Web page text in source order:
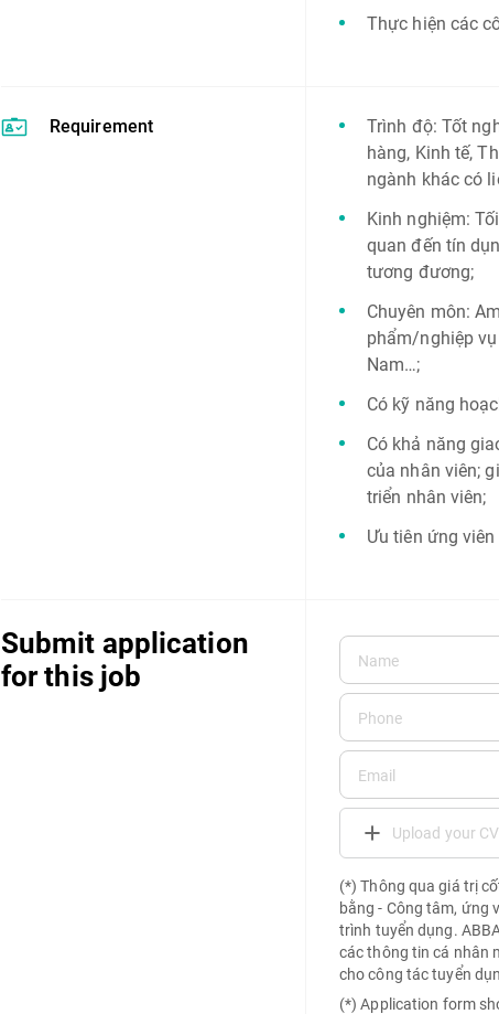
Thực hiện các
Requirement
Trình độ: Tốt
hàng, Kinh tế,
ngành khác có
Kinh nghiệm:
quan đến tín
tương đương;
Chuyên môn:
phẩm/nghiệp
Nam…;
Có kỹ năng
Có khả năng
của nhân viên;
triển nhân viên;
Ưu tiên ứng
Submit application
for this job
Upload your CV
(*) Thông qua giá trị
bằng - Công tâm, ứng
trình tuyển dụng.
các thông tin cá nhân
cho công tác tuyển
(*) Application form